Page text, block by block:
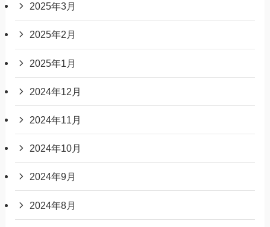
2025年3月
2025年2月
2025年1月
2024年12月
2024年11月
2024年10月
2024年9月
2024年8月